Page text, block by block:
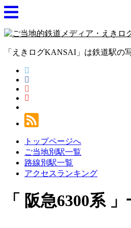
「えきログKANSAI」は鉄道駅
トップページへ
ご当地別駅一覧
路線別駅一覧
アクセスランキング
阪急6300系